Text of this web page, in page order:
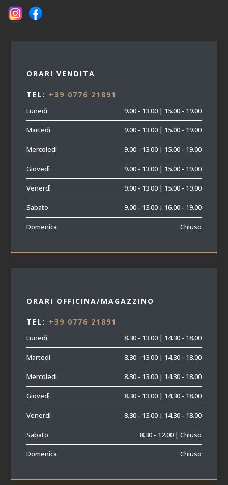
ORARI VENDITA
TEL: +39 0776 21891
Lunedì 9.00 - 13.00 | 15.00 - 19.00
Martedì 9.00 - 13.00 | 15.00 - 19.00
Mercoledì 9.00 - 13.00 | 15.00 - 19.00
Giovedì 9.00 - 13.00 | 15.00 - 19.00
Venerdì 9.00 - 13.00 | 15.00 - 19.00
Sabato 9.00 - 13.00 | 16.00 - 19.00
Domenica Chiuso
ORARI OFFICINA/MAGAZZINO
TEL: +39 0776 21891
Lunedì 8.30 - 13.00 | 14.30 - 18.00
Martedì 8.30 - 13.00 | 14.30 - 18.00
Mercoledì 8.30 - 13.00 | 14.30 - 18.00
Giovedì 8.30 - 13.00 | 14.30 - 18.00
Venerdì 8.30 - 13.00 | 14.30 - 18.00
Sabato 8.30 - 12.00 | Chiuso
Domenica Chiuso